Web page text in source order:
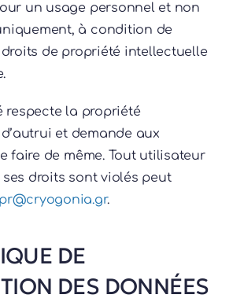
un usage personnel et non
à condition de
de propriété intellectuelle
respecte la propriété
et demande aux
faire de même. Tout utilisateur
droits sont violés peut
.
DE
DES DONNÉES